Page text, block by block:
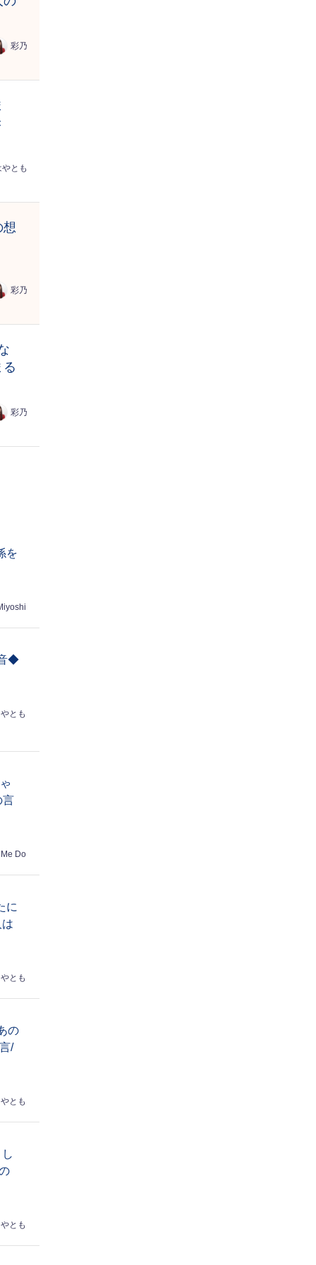
彩乃
とも
彩乃
彩乃
を
◆
とも
言
Do
に
とも
の
/
とも
とも